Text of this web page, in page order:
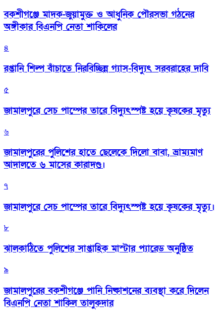
বকশীগঞ্জে মাদক-জুয়ামুক্ত ও আধুনিক পৌরসভা গঠনের
অঙ্গীকার বিএনপি নেতা শাকিলের
৪
রপ্তানি শিল্প বাঁচাতে নিরবিচ্ছিন্ন গ্যাস-বিদ্যুৎ সরবরাহের দাবি
৫
জামালপুরে সেচ পাম্পের তারে বিদ্যুৎস্পষ্ট হয়ে কৃষকের মৃত্যু
৬
জামালপুরের পুলিশের হাতে ছেলেকে দিলো বাবা, ভ্রাম্যমাণ
আদালতে ৬ মাসের কারাদণ্ড।
৭
জামালপুরে সেচ পাম্পের তারে বিদ্যুৎস্পষ্ট হয়ে কৃষকের মৃত্যু।
৮
‎ঝালকাঠিতে পুলিশের সাপ্তাহিক মাস্টার প্যারেড অনুষ্ঠিত
৯
জামালপুরের বকশীগঞ্জে পানি নিষ্কাশনের ব্যবস্থা করে দিলেন
বিএনপি নেতা শাকিল তালুকদার